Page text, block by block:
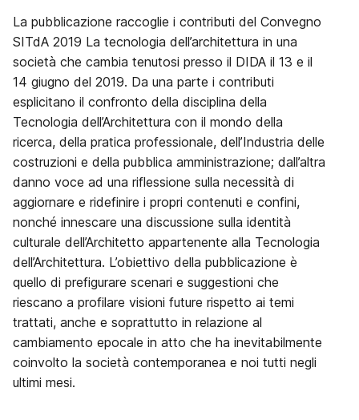
La pubblicazione raccoglie i contributi del Convegno
SITdA 2019 La tecnologia dell’architettura in una
società che cambia tenutosi presso il DIDA il 13 e il
14 giugno del 2019. Da una parte i contributi
esplicitano il confronto della disciplina della
Tecnologia dell’Architettura con il mondo della
ricerca, della pratica professionale, dell’Industria delle
costruzioni e della pubblica amministrazione; dall’altra
danno voce ad una riflessione sulla necessità di
aggiornare e ridefinire i propri contenuti e confini,
nonché innescare una discussione sulla identità
culturale dell’Architetto appartenente alla Tecnologia
dell’Architettura. L’obiettivo della pubblicazione è
quello di prefigurare scenari e suggestioni che
riescano a profilare visioni future rispetto ai temi
trattati, anche e soprattutto in relazione al
cambiamento epocale in atto che ha inevitabilmente
coinvolto la società contemporanea e noi tutti negli
ultimi mesi.